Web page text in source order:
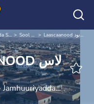
جمهورية أرض الصومال Jamhuuriyadda Soomaaliland Sool سول Laascaanood لاس عانود